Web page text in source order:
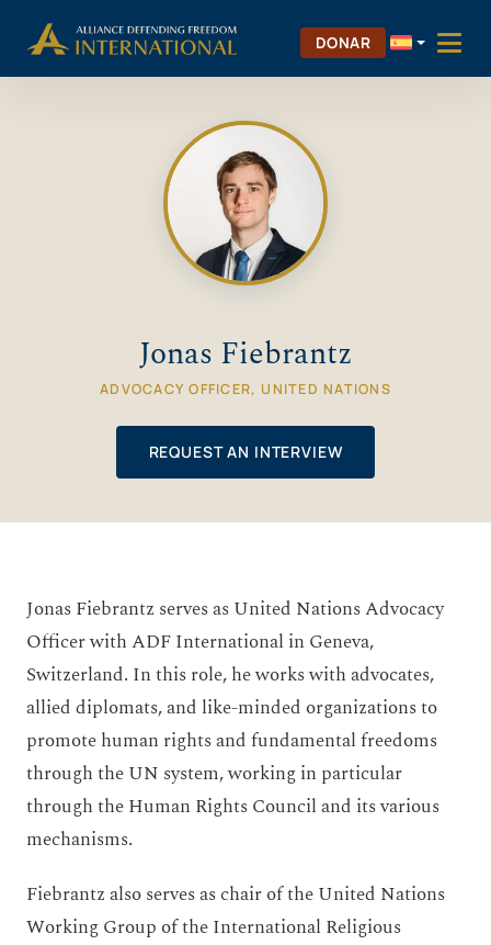
DONAR
Jonas Fiebrantz
ADVOCACY OFFICER, UNITED NATIONS
REQUEST AN INTERVIEW
Jonas Fiebrantz serves as United Nations Advocacy
Officer with ADF International in Geneva,
Switzerland. In this role, he works with advocates,
allied diplomats, and like-minded organizations to
promote human rights and fundamental freedoms
through the UN system, working in particular
through the Human Rights Council and its various
mechanisms.
Fiebrantz also serves as chair of the United Nations
Working Group of the International Religious